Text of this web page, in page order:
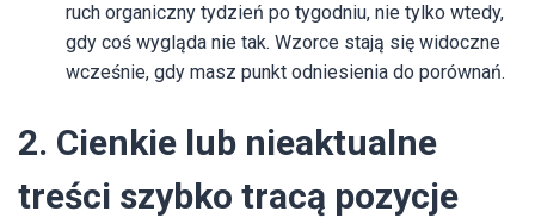
ruch organiczny tydzień po tygodniu, nie tylko wtedy,
gdy coś wygląda nie tak. Wzorce stają się widoczne
wcześnie, gdy masz punkt odniesienia do porównań.
2. Cienkie lub nieaktualne
treści szybko tracą pozycje